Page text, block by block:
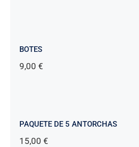
BOTES
9,00 €
PAQUETE DE 5 ANTORCHAS
15,00 €